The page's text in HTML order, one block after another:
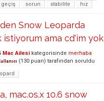
geçiş sorun stabilite hız
Snow Leoparda
istiyorum ama cd'im yok
Mac Ailesi kategorisinde merhaba
(130 puan) tarafından soruldu
mac.os.x 10.6 snow